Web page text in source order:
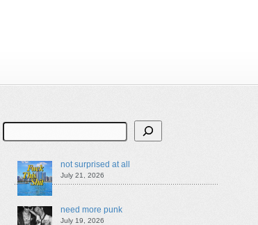
Search
not surprised at all
July 21, 2026
need more punk
July 19, 2026